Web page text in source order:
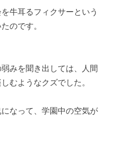
牛耳るフィクサーという
のです。
みを聞き出しては、人間
むようなクズでした。
なって、学園中の空気が